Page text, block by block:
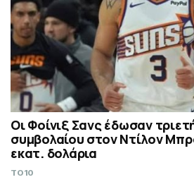
Οι Φοίνιξ Σανς έδωσαν
συμβολαίου στον Ντίλον
εκατ. δολάρια
TO10